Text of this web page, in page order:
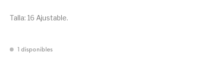
Talla: 16 Ajustable.
1 disponibles